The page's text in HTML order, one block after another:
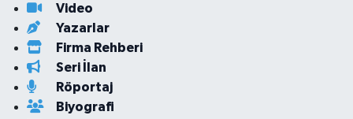
Video
Yazarlar
Firma Rehberi
Seri İlan
Röportaj
Biyografi